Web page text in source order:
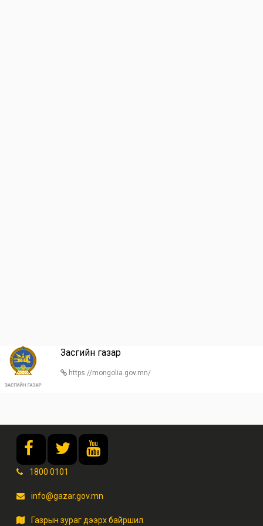
Засгийн газар
https://mongolia.gov.mn/
1800 0101
info@gazar.gov.mn
Газрын зураг дээрх байршил